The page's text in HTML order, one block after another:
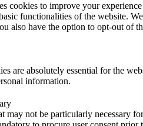
cookies to improve your
functionalities of the website.
also have the option to opt-out of
are absolutely essential for the
information.
may not be particularly necessary